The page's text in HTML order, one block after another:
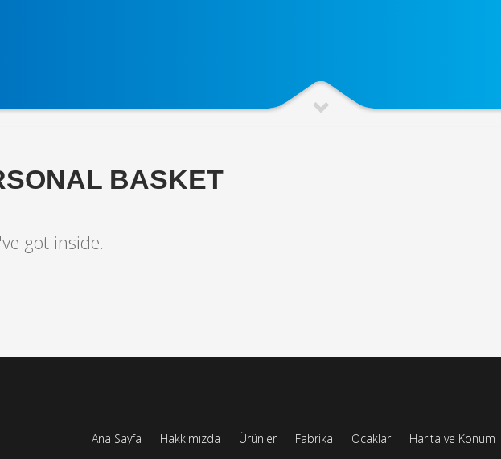
BASKET
got inside.
Ana Sayfa Hakkımızda Ürünler Fabrika Ocaklar Harita ve Konum